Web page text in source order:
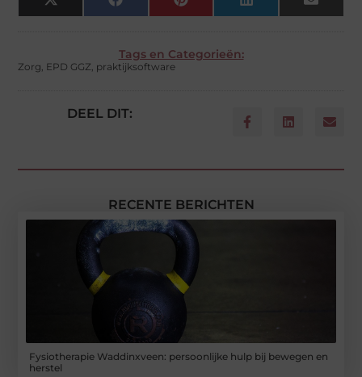
X
(Twitter)
Facebook Pinterest LinkedIn Email
Tags en Categorieën:
Zorg, EPD GGZ, praktijksoftware
DEEL DIT:
RECENTE BERICHTEN
Fysiotherapie Waddinxveen: persoonlijke hulp bij bewegen en
herstel